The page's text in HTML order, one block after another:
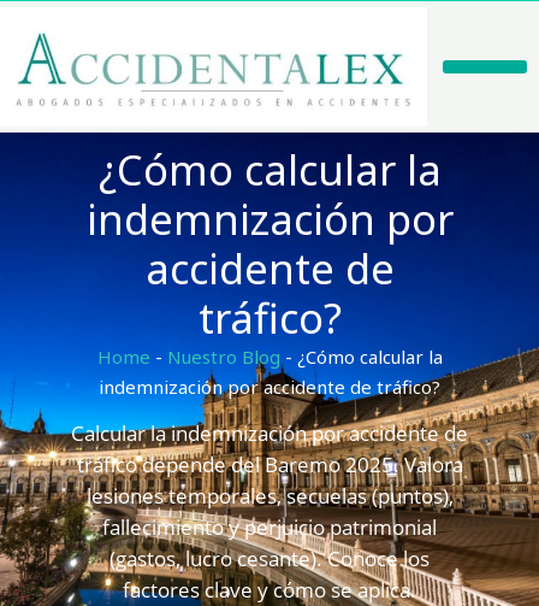
contenido
¿Cómo calcular la
indemnización por
accidente de
tráfico?
Home - Nuestro Blog - ¿Cómo calcular la
indemnización por accidente de tráfico?
Calcular la indemnización por accidente de
tráfico depende del Baremo 2025. Valora
lesiones temporales, secuelas (puntos),
fallecimiento y perjuicio patrimonial
(gastos, lucro cesante). Conoce los
factores clave y cómo se aplica.